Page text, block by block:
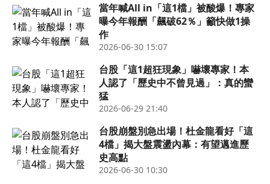
當年喊All in「這1檔」被酸爆！專家
曝今年報酬「飆破62％」籲快做1操
作
2026-06-30 15:07
台股「這1超狂現象」嚇壞專家！本
人認了「歷史中不曾見過」：真的蠻
猛
2026-06-29 21:40
台股崩盤別急出場！杜金龍看好「這
4檔」揭大盤震盪內幕：有望邁進歷
史高點
2026-06-30 10:30